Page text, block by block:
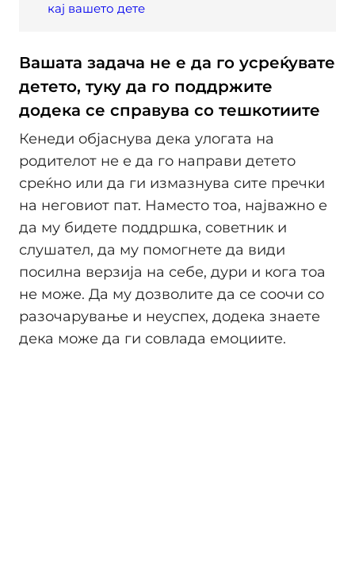
кај вашето дете
Вашата задача не е да го усреќувате
детето, туку да го поддржите
додека се справува со тешкотиите
Кенеди објаснува дека улогата на
родителот не е да го направи детето
среќно или да ги измазнува сите пречки
на неговиот пат. Наместо тоа, најважно е
да му бидете поддршка, советник и
слушател, да му помогнете да види
посилна верзија на себе, дури и кога тоа
не може. Да му дозволите да се соочи со
разочарување и неуспех, додека знаете
дека може да ги совлада емоциите.